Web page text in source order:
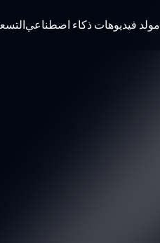
مولد فيديوهات ذكاء اصطناعي